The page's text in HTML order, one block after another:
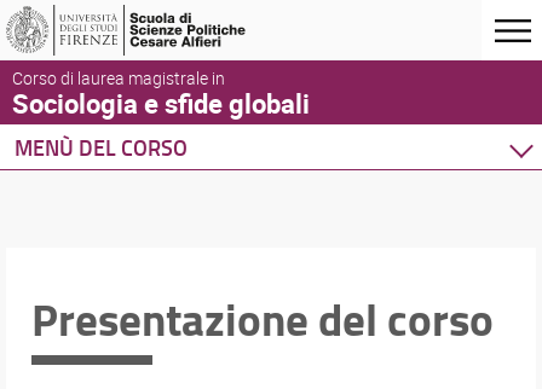
Corso di laurea magistrale in
Sociologia e sfide globali
MENÙ DEL CORSO
Per iscriversi
Orientamento
Presentazione del corso